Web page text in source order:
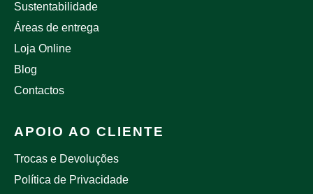
Sustentabilidade
Áreas de entrega
Loja Online
Blog
Contactos
APOIO AO CLIENTE
Trocas e Devoluções
Política de Privacidade